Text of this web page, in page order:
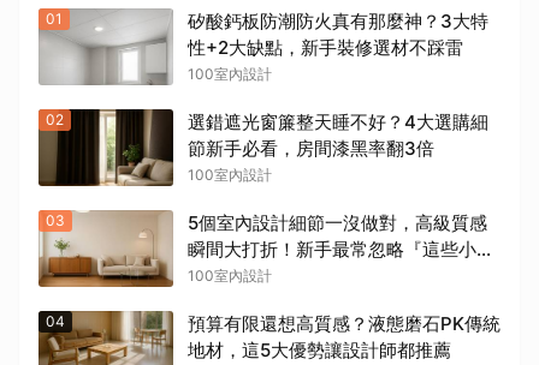
01
矽酸鈣板防潮防火真有那麼神？3大特
性+2大缺點，新手裝修選材不踩雷
100室內設計
02
選錯遮光窗簾整天睡不好？4大選購細
節新手必看，房間漆黑率翻3倍
100室內設計
03
5個室內設計細節一沒做對，高級質感
瞬間大打折！新手最常忽略『這些小地
方』
100室內設計
04
預算有限還想高質感？液態磨石PK傳統
地材，這5大優勢讓設計師都推薦